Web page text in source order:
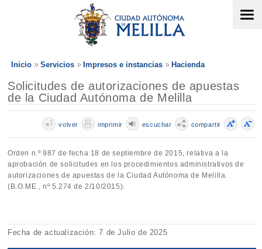
Inicio Servicios Impresos e instancias Hacienda
Solicitudes de autorizaciones de apuestas
de la Ciudad Autónoma de Melilla
compartir
escuchar
imprimir
volver
Orden n.º 987 de fecha 18 de septiembre de 2015, relativa a la
aprobación de solicitudes en los procedimientos administrativos de
autorizaciones de apuestas de la Ciudad Autónoma de Melilla.
(B.O.ME., nº 5.274 de 2/10/2015).
Fecha de actualización: 7 de Julio de 2025